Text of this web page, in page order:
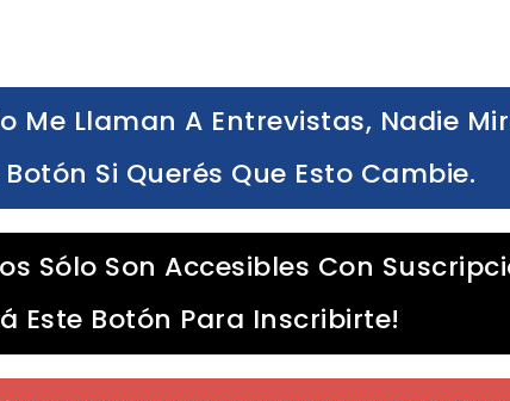
Me Llaman A Entrevistas, Nadie
Si Querés Que Esto Cambie.
Sólo Son Accesibles Con
Este Botón Para Inscribirte!